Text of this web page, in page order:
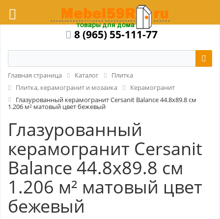
8 (965) 55-111-77
Главная страница Каталог
Плитка
Плитка, керамогранит и мозаика
Керамогранит
Глазурованный керамогранит Cersanit Balance 44.8x89.8 см
1.206 м² матовый цвет бежевый
Глазурованный
керамогранит Cersanit
Balance 44.8x89.8 см
1.206 м² матовый цвет
бежевый